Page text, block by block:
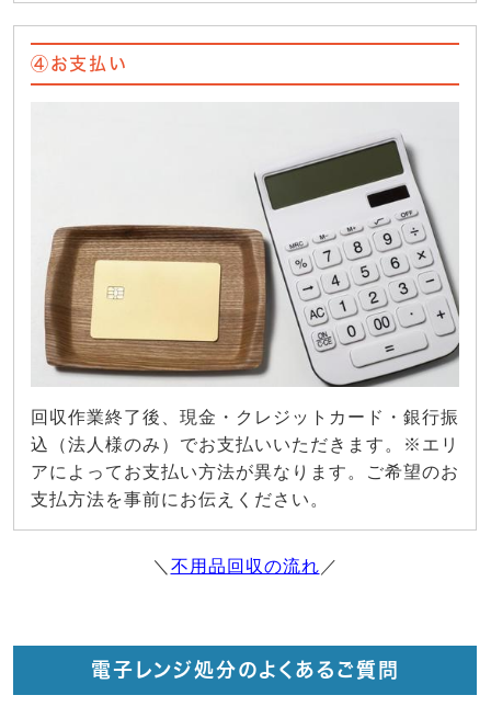
④お支払い
回収作業終了後、現金・クレジットカード・銀行振
込（法人様のみ）でお支払いいただきます。※エリ
アによってお支払い方法が異なります。ご希望のお
支払方法を事前にお伝えください。
＼ 不用品回収の流れ ／
電子レンジ処分のよくあるご質問